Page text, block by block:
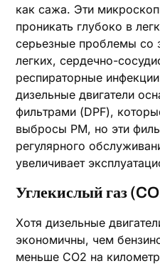
как сажа. Эти
проникать глубоко в
серьезные проблемы со
легких, сердечно-
респираторные
дизельные двигатели
фильтрами (DPF),
выбросы PM, но эти
регулярного
увеличивает
Углекислый газ
Хотя дизельные
экономичны, чем
меньше CO2 на